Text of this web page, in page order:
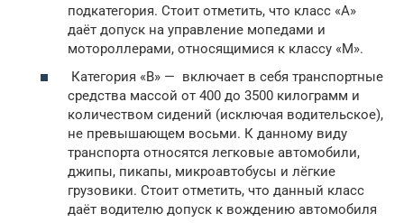
подкатегория. Стоит отметить, что класс «А»
даёт допуск на управление мопедами и
мотороллерами, относящимися к классу «М».
Категория «B» — включает в себя транспортные
средства массой от 400 до 3500 килограмм и
количеством сидений (исключая водительское),
не превышающем восьми. К данному виду
транспорта относятся легковые автомобили,
джипы, пикапы, микроавтобусы и лёгкие
грузовики. Стоит отметить, что данный класс
даёт водителю допуск к вождению автомобиля